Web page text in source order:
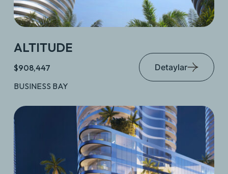
ALTITUDE
$908,447
BUSINESS BAY
Detaylar